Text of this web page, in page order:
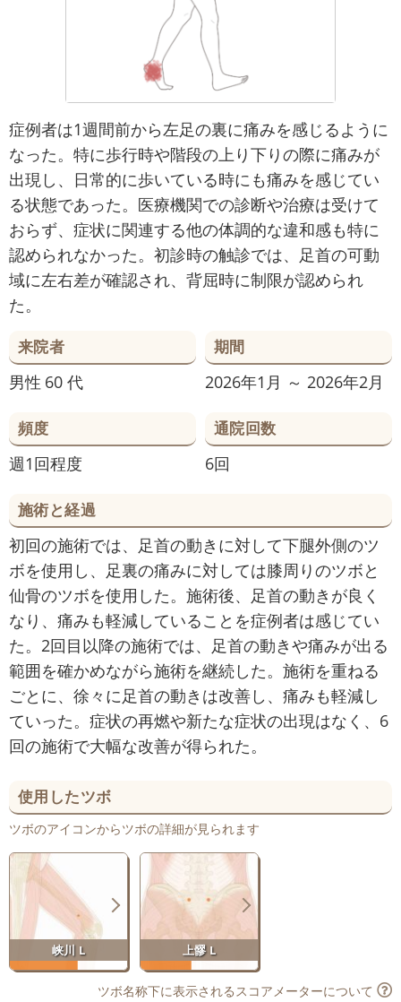
症例者は1週間前から左足の裏に痛みを感じるように
なった。特に歩行時や階段の上り下りの際に痛みが
出現し、日常的に歩いている時にも痛みを感じてい
る状態であった。医療機関での診断や治療は受けて
おらず、症状に関連する他の体調的な違和感も特に
認められなかった。初診時の触診では、足首の可動
域に左右差が確認され、背屈時に制限が認められ
た。
来院者
男性 60 代
期間
2026年1月 ～ 2026年2月
頻度
週1回程度
通院回数
6回
施術と経過
初回の施術では、足首の動きに対して下腿外側のツ
ボを使用し、足裏の痛みに対しては膝周りのツボと
仙骨のツボを使用した。施術後、足首の動きが良く
なり、痛みも軽減していることを症例者は感じてい
た。2回目以降の施術では、足首の動きや痛みが出る
範囲を確かめながら施術を継続した。施術を重ねる
ごとに、徐々に足首の動きは改善し、痛みも軽減し
ていった。症状の再燃や新たな症状の出現はなく、6
回の施術で大幅な改善が得られた。
使用したツボ
ツボのアイコンからツボの詳細が見られます
峡川 L 上髎 L
ツボ名称下に表示されるスコアメーターについて